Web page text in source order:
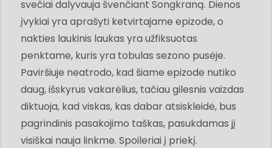
svečiai dalyvauja švenčiant Songkraną. Dienos
įvykiai yra aprašyti ketvirtajame epizode, o
nakties laukinis laukas yra užfiksuotas
penktame, kuris yra tobulas sezono pusėje.
Paviršiuje neatrodo, kad šiame epizode nutiko
daug, išskyrus vakarėlius, tačiau gilesnis vaizdas
diktuoja, kad viskas, kas dabar atsiskleidė, bus
pagrindinis pasakojimo taškas, pasukdamas jį
visiškai nauja linkme. Spoileriai į priekį.